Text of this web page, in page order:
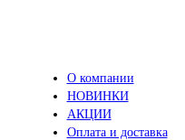
О компании
НОВИНКИ
АКЦИИ
Оплата и доставка